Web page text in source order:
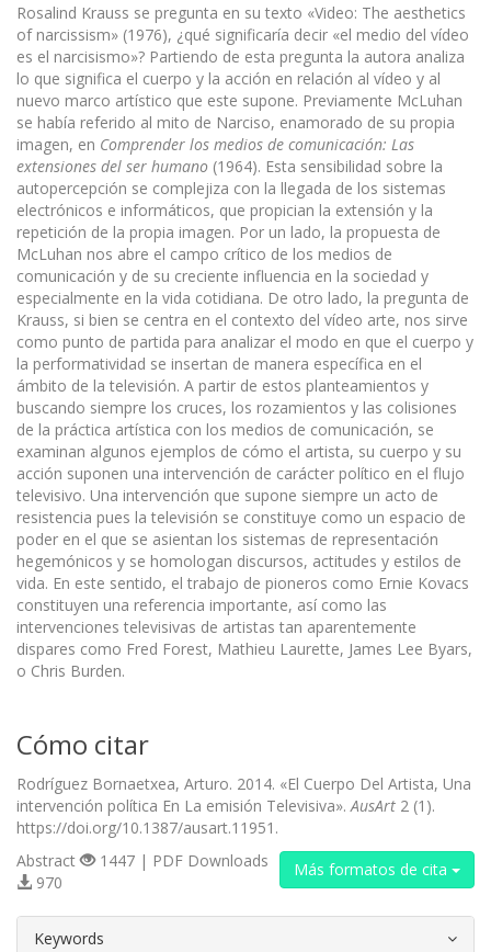
Rosalind Krauss se pregunta en su texto «Video: The aesthetics
of narcissism» (1976), ¿qué significaría decir «el medio del vídeo
es el narcisismo»? Partiendo de esta pregunta la autora analiza
lo que significa el cuerpo y la acción en relación al vídeo y al
nuevo marco artístico que este supone. Previamente McLuhan
se había referido al mito de Narciso, enamorado de su propia
imagen, en Comprender los medios de comunicación: Las
extensiones del ser humano (1964). Esta sensibilidad sobre la
autopercepción se complejiza con la llegada de los sistemas
electrónicos e informáticos, que propician la extensión y la
repetición de la propia imagen. Por un lado, la propuesta de
McLuhan nos abre el campo crítico de los medios de
comunicación y de su creciente influencia en la sociedad y
especialmente en la vida cotidiana. De otro lado, la pregunta de
Krauss, si bien se centra en el contexto del vídeo arte, nos sirve
como punto de partida para analizar el modo en que el cuerpo y
la performatividad se insertan de manera específica en el
ámbito de la televisión. A partir de estos planteamientos y
buscando siempre los cruces, los rozamientos y las colisiones
de la práctica artística con los medios de comunicación, se
examinan algunos ejemplos de cómo el artista, su cuerpo y su
acción suponen una intervención de carácter político en el flujo
televisivo. Una intervención que supone siempre un acto de
resistencia pues la televisión se constituye como un espacio de
poder en el que se asientan los sistemas de representación
hegemónicos y se homologan discursos, actitudes y estilos de
vida. En este sentido, el trabajo de pioneros como Ernie Kovacs
constituyen una referencia importante, así como las
intervenciones televisivas de artistas tan aparentemente
dispares como Fred Forest, Mathieu Laurette, James Lee Byars,
o Chris Burden.
Cómo citar
Rodríguez Bornaetxea, Arturo. 2014. «El Cuerpo Del Artista, Una
intervención política En La emisión Televisiva». AusArt 2 (1).
https://doi.org/10.1387/ausart.11951.
Más formatos de cita
Abstract
1447 | PDF Downloads
970
Keywords